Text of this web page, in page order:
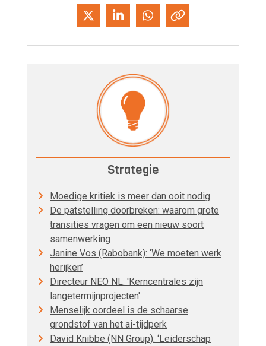
Strategie
Moedige kritiek is meer dan ooit nodig
De patstelling doorbreken: waarom grote
transities vragen om een nieuw soort
samenwerking
Janine Vos (Rabobank): ‘We moeten werk
herijken’
Directeur NEO NL: 'Kerncentrales zijn
langetermijnprojecten'
Menselijk oordeel is de schaarse
grondstof van het ai-tijdperk
David Knibbe (NN Group): ‘Leiderschap